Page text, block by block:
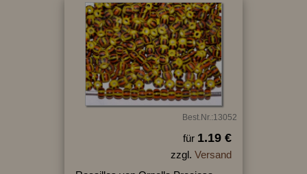
Best.Nr.:13052
für 1.19 €
zzgl. Versand